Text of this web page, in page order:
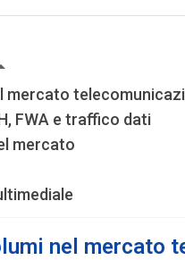
mercato
FWA e traffico dati
mercato
nel mercato